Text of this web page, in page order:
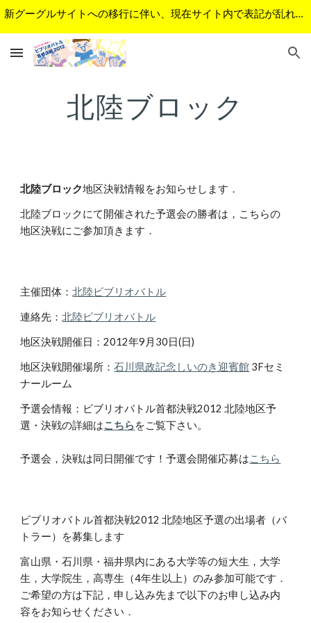
新グーグルサイトへの移行に伴い、現在サイト内で表記が乱れているページがあります。順次修正予定です。ご不便をおかけして申し訳ございません。
北陸ブロック
北陸ブロック地区決戦情報をお知らせします．
北陸ブロックにて開催された予選会の勝者は，こちらの
地区決戦にご参加頂きます．
主催団体：北陸ビブリオバトル
連絡先：北陸ビブリオバトル
地区決戦開催日：2012年9月30日(日)
地区決戦開催場所：石川県政記念しいのき迎賓館 3Fセミ
ナールーム
予選会情報：ビブリオバトル首都決戦2012 北陸地区予
選・決戦の詳細はこちらをご覧下さい。
予選会，決戦は同日開催です！予選会開催応募はこちら
ビブリオバトル首都決戦2012 北陸地区予選の出場者（バ
トラー）を募集します
富山県・石川県・福井県内にある大学等の短大生，大学
生，大学院生，高専生（4年生以上）のみ参加可能です．
ご希望の方は下記，申し込み先まで以下のお申し込み内
容をお知らせください．